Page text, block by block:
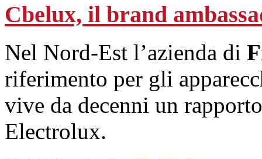
Cbelux, il brand
Nel Nord-Est l’azienda di
riferimento per gli
vive da decenni un
Electrolux.